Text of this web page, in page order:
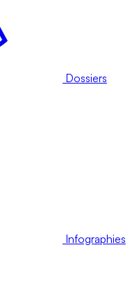
Dossiers
Infographies